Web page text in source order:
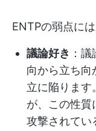
ENTPの弱点に
議論好き ：
向から立ち向
立に陥ります
が、この性質
攻撃されてい